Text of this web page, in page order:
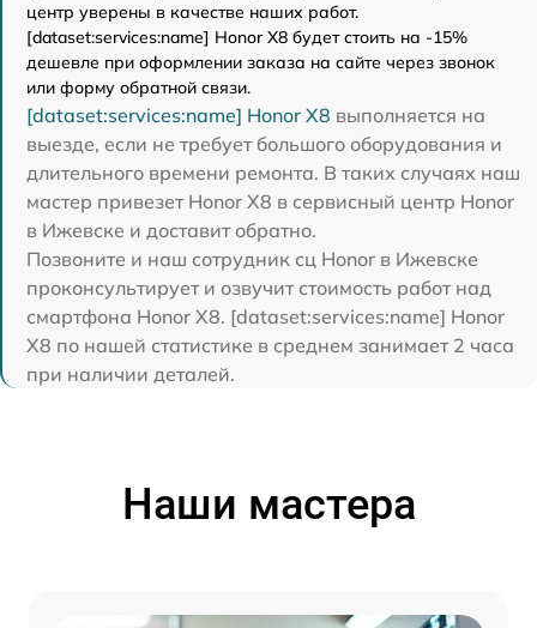
центр уверены в качестве наших работ.
[dataset:services:name] Honor X8 будет стоить на -15%
дешевле при оформлении заказа на сайте через звонок
или форму обратной связи.
[dataset:services:name] Honor X8 выполняется на
выезде, если не требует большого оборудования и
длительного времени ремонта. В таких случаях наш
мастер привезет Honor X8 в сервисный центр Honor
в Ижевске и доставит обратно.
Позвоните и наш сотрудник сц Honor в Ижевске
проконсультирует и озвучит стоимость работ над
смартфона Honor X8. [dataset:services:name] Honor
X8 по нашей статистике в среднем занимает 2 часа
при наличии деталей.
Наши мастера